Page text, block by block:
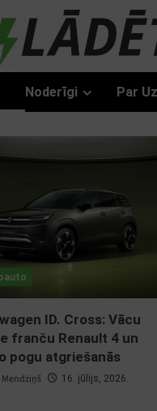
Noderīgi Par
ID. Cross: Vācu
franču Renault 4 un
pogu atgriešanās
Mendziņš 16. jūlijs, 2026.